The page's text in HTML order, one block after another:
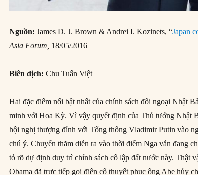
Nguồn:James D. J. Brown & Andrei I. Kozinets, “Japan
Asia Forum, 18/05/2016
Biên dịch:Chu Tuấn Việt
Hai đặc điểm nổi bật nhất của chính sách đối ngoại Nhật
minh với Hoa Kỳ. Vì vậy quyết định của Thủ tướng Nhật
hội nghị thượng đỉnh với Tổng thống Vladimir Putin vào
chú ý. Chuyến thăm diễn ra vào thời điểm Nga vẫn đang
tỏ rõ dự định duy trì chính sách cô lập đất nước này. Thật
Obama đã trực tiếp gọi điện cố thuyết phục ông Abe hủy